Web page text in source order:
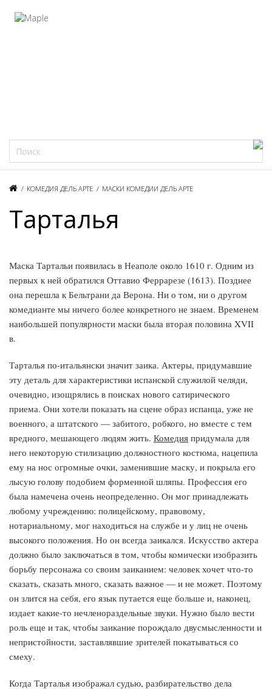
/ КОМЕДИЯ ДЕЛЬ АРТЕ / МАСКИ КОМЕДИИ ДЕЛЬ АРТЕ
Тарталья
Маска Тартальи появилась в Неаполе около 1610 г. Одним из
первых к ней обратился Оттавио Феррарезе (1613). Позднее
она перешла к Бельтрани да Верона. Ни о том, ни о другом
комедианте мы ничего более конкретного не знаем. Временем
наибольшей популярности маски была вторая половина XVII
в.
Тарталья по-итальянски значит заика. Актеры, придумавшие
эту деталь для характеристики испанской служилой челяди,
очевидно, изощрялись в поисках нового сатирического
приема. Они хотели показать на сцене образ испанца, уже не
военного, а штатского — забитого, робкого, но вместе с тем
вредного, мешающего людям жить. Комедия придумала для
него некоторую стилизацию должностного костюма, нацепила
ему на нос огромные очки, заменившие маску, и покрыла его
лысую голову подобием форменной шляпы. Профессия его
была намечена очень неопределенно. Он мог принадлежать
любому учреждению: полицейскому, правовому,
нотариальному, мог находиться на службе и у лиц не очень
высокого положения. Но он всегда заикался. Искусство актера
должно было заключаться в том, чтобы комически изобразить
борьбу персонажа со своим заиканием: человек хочет что-то
сказать, сказать много, сказать важное — и не может. Поэтому
он злится на себя, его язык путается еще больше и, наконец,
издает какие-то нечленораздельные звуки. Нужно было вести
роль еще и так, чтобы заикание порождало двусмысленности и
непристойности, заставлявшие зрителей покатываться со
смеху.
Когда Тарталья изображал судью, разбирательство дела